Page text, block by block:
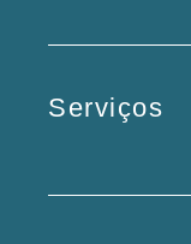
Serviços